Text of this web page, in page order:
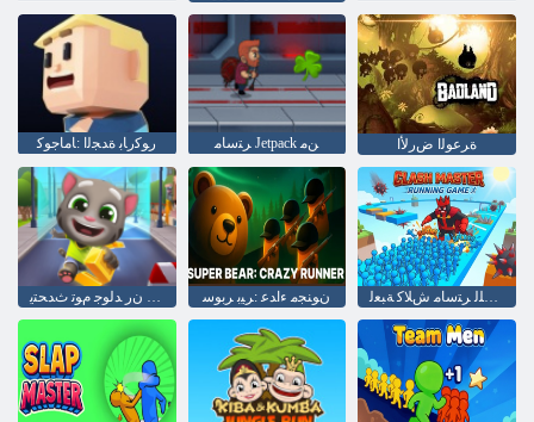
ﺭﻮﻛﺭﺎﺑ ﺓﺪﺠﻟﺍ :ﺎﻣﺎﺟﻮﻛ ﺮﺘﺳﺎﻣ Jetpack ﻦﻣ ﺓﺮﻋﻮﻟﺍ ﺽﺭﻷ ﺍ
ﺖﻧﺮﺘﻧﻹ ﺍ ﺮﺒﻋ ﻥﺭ ﺪﻟﻮﺟ ﻡﻮﺗ ﺙﺪﺤﺘﻳ ﻥﻮﻨﺠﻣ ءﺍﺪﻋ :ﺮﻴﺑ ﺮﺑﻮﺳ ﻱﺮﺠﻠﻟ ﺮﺘﺳﺎﻣ ﺵﻼ ﻛ ﺔﺒﻌﻟ